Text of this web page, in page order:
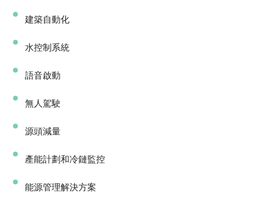
建築自動化
水控制系統
語音啟動
無人駕駛
源頭減量
產能計劃和冷鏈監控
能源管理解決方案